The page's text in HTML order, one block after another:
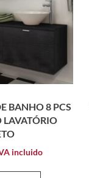
BANHO 8 PCS
LAVATÓRIO
incluido